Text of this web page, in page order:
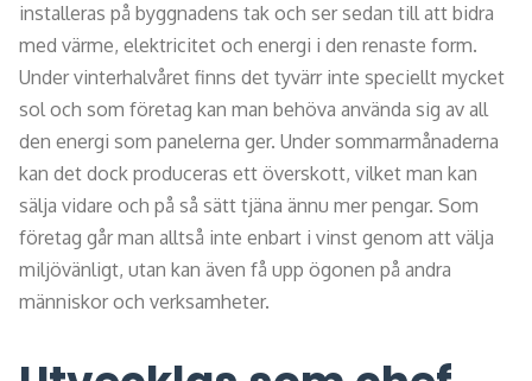
installeras på byggnadens tak och ser sedan till att bidra
med värme, elektricitet och energi i den renaste form.
Under vinterhalvåret finns det tyvärr inte speciellt mycket
sol och som företag kan man behöva använda sig av all
den energi som panelerna ger. Under sommarmånaderna
kan det dock produceras ett överskott, vilket man kan
sälja vidare och på så sätt tjäna ännu mer pengar. Som
företag går man alltså inte enbart i vinst genom att välja
miljövänligt, utan kan även få upp ögonen på andra
människor och verksamheter.